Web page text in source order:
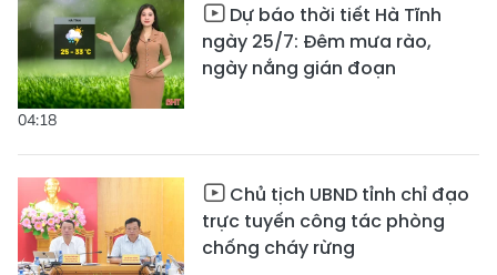
04:18
Dự báo thời tiết Hà Tĩnh
ngày 25/7: Đêm mưa rào,
ngày nắng gián đoạn
Chủ tịch UBND tỉnh chỉ đạo
trực tuyến công tác phòng
chống cháy rừng